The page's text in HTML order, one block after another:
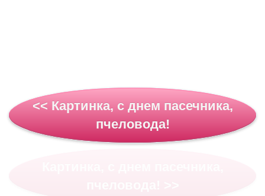
<< Картинка, с днем пасечника,
пчеловода!